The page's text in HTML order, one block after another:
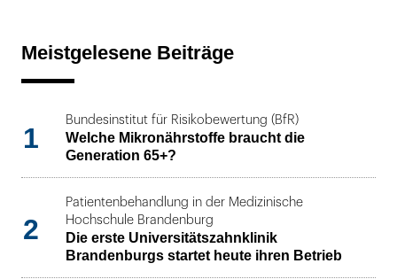
Meistgelesene Beiträge
1
Bundesinstitut für Risikobewertung (BfR)
Welche Mikronährstoffe braucht die
Generation 65+?
2
Patientenbehandlung in der Medizinische
Hochschule Brandenburg
Die erste Universitätszahnklinik
Brandenburgs startet heute ihren Betrieb